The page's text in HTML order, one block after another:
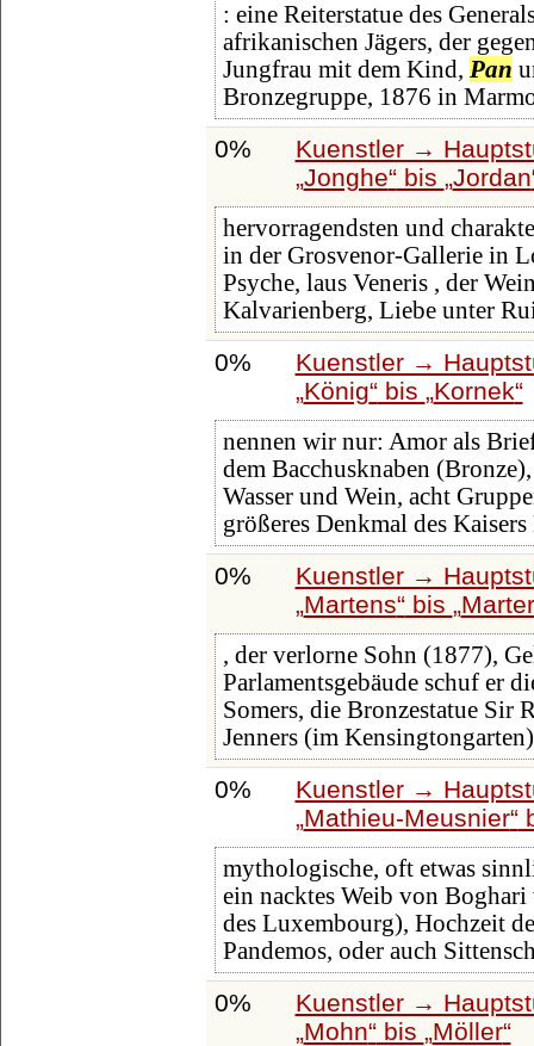
: eine Reiterstatue des
afrikanischen Jägers, der
Jungfrau mit dem Kind, Pan
Bronzegruppe, 1876 in
0%
Kuenstler →
Jonghe bis Jordan
hervorragendsten und
in der Grosvenor-Gallerie in
Psyche, laus Veneris , der
Kalvarienberg, Liebe unter
0%
Kuenstler →
König bis Kornek
nennen wir nur: Amor als
dem Bacchusknaben
Wasser und Wein, acht
größeres Denkmal des
0%
Kuenstler →
Martens bis
, der verlorne Sohn (1877),
Parlamentsgebäude schuf er
Somers, die Bronzestatue Sir
Jenners (im
0%
Kuenstler →
Mathieu-Meusnier
mythologische, oft etwas
ein nacktes Weib von
des Luxembourg), Hochzeit
Pandemos, oder auch
0%
Kuenstler →
Mohn bis Möller